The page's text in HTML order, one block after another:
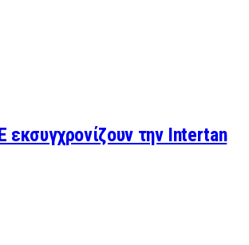
εκσυγχρονίζουν την Intertan